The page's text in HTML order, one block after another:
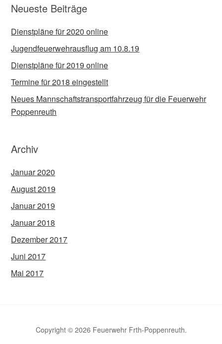
Neueste Beiträge
Dienstpläne für 2020 online
Jugendfeuerwehrausflug am 10.8.19
Dienstpläne für 2019 online
Termine für 2018 eingestellt
Neues Mannschaftstransportfahrzeug für die Feuerwehr
Poppenreuth
Archiv
Januar 2020
August 2019
Januar 2019
Januar 2018
Dezember 2017
Juni 2017
Mai 2017
Copyright © 2026 Feuerwehr Frth-Poppenreuth.